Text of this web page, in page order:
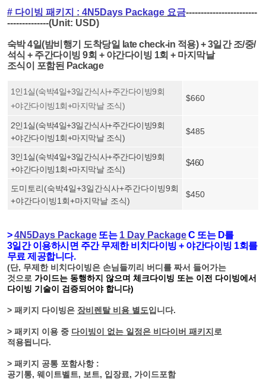
# 다이빙 패키지 : 4N5Days Package요금------------------------
--------------(Unit: USD)
숙박 4일(밤비행기 도착당일 late check-in 적용) + 3일간 조/중/
석식 + 주간다이빙 9회 + 야간다이빙 1회+ 마지막날
조식이 포함된 Package
1인1실(숙박4일+3일간식사+주간다이빙9회
+야간다이빙1회+마지막날 조식)
$660
2인1실(숙박4일+3일간식사+주간다이빙9회
+야간다이빙1회+마지막날 조식)
$485
3인1실(숙박4일+3일간식사+주간다이빙9회
+야간다이빙1회+마지막날 조식)
$460
도미토리(숙박4일+3일간식사+주간다이빙9회
+야간다이빙1회+마지막날 조식)
$450
>4N5Days Package또는 1 Day PackageC 또는 D를
3일간 이용하시면 주간 무제한 비치다이빙 + 야간다이빙 1회를
무료 제공합니다.
(단, 무제한 비치다이빙은 손님들끼리 버디를 짜서 들어가는
것으로가이드는 동행하지 않으며 체크다이빙 또는 이전 다이빙에서
다이빙 기술이 검증되어야 합니다)
> 패키지 다이빙은 장비렌탈 비용 별도입니다.
> 패키지 이용 중 다이빙이 없는 일정은 비다이버 패키지 로
적용됩니다.
> 패키지 공통 포함사항 :
공기통, 웨이트벨트, 보트, 입장료, 가이드포함